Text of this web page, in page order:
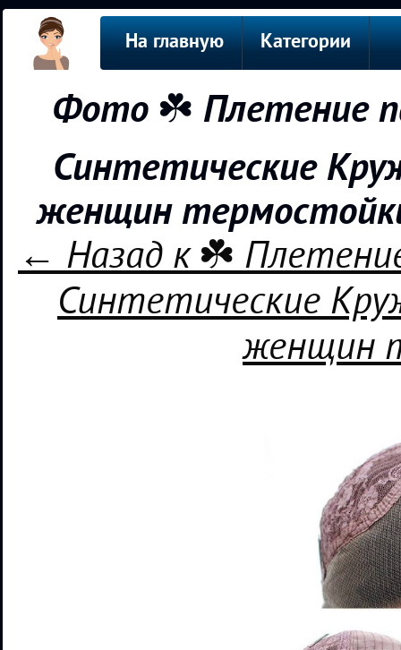
На главную Категории
Фото ☘️ Плетение
Синтетические
женщин
← Назад к ☘️
Синтетические
женщин